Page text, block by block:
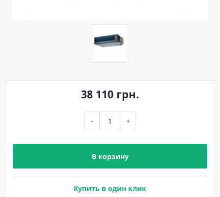
38 110 грн.
- +
В корзину
Купить в один клик